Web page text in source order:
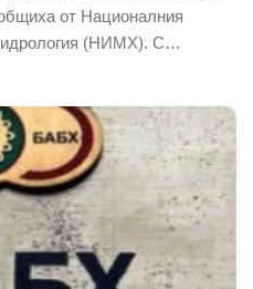
от Националния
(НИМХ). С…